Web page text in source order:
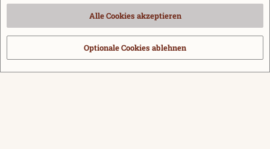
Cookies
Datenschutz
Hilfe und Impressum
Start
S
Community platform by XenForo® © 2010-2026 XenForo Ltd.
via s9e/MediaSites
Alle Cookies akzeptieren
Optionale Cookies ablehnen